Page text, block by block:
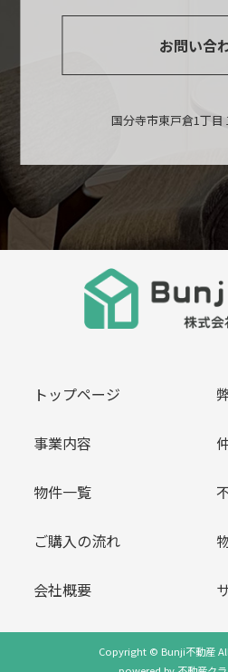
お問い合
国分寺市東戸倉1丁目
トップページ
事業内容
物件一覧
ご購入の流れ
会社概要
Copyright © Bunji不動産